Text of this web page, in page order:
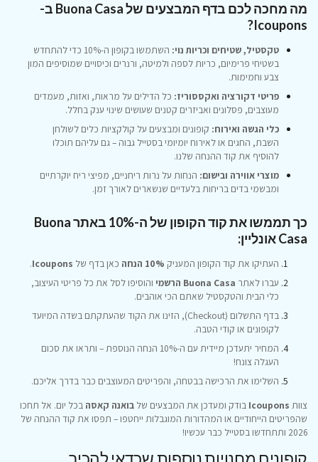
מה מחכה לכם בדף המבצעים של Buona Casa ב-
Icoupons?
טקסטיל, שטיחים וכריות נוי:
השתמשו בקופון ה-10% כדי להתחדש
בשטיחי פרימיום, כריות לספה ולמיטה, ורנרים וכיסויים שמוסיפים המון
צבע וחמימות.
פריטי דקורציה ואקססוריז: כל הדילים על מראות, ואזות, מעמדים
מעוצבים, פסלונים ואביזרים קטנים שעושים שינוי ענק בחלל.
כלי הגשה ואירוח: קופונים ומבצעים על קולקציות כלים לשולחן
השבת, החגים או לאירוח יומיומי בסטייל גבוה – גם עליהם תוכלו
להוסיף את קוד ההנחה שלנו.
מוצרי אווירה ובישום: הנחות על נרות ריחניים, מפיצי ריח יוקרתיים
ומבשמי בדים בריחות בלעדיים שנשארים לאורך זמן.
כך תממשו את קוד הקופון של ה-10% באתר Buona
Casa אונליין:
העתיקו את קוד הקופון המעניק 10% הנחה כאן בדף של Icoupons
.
עברו לאתר Buona Casa הרשמי
והוסיפו לסל את כל פריטי העיצוב,
כלי הבית והטקסטיל שאתם הכי אוהבים.
בדף התשלום (Checkout), הזינו את הקוד שהעתקתם בשדה המיועד
לקופונים או קודי הטבה.
המחיר יתעדכן מיידית עם ה-10% הנחה הנוספת – ותראו את סכום
העגלה צונח!
השלימו את הרכישה בבטחה, והפריטים המעוצבים כבר בדרך אליכם.
צוות Icoupons בודק ומעדכן את המבצעים של בואנה קאסה בכל יום. אל תחכו
שהפריטים הייחודיים או המהדורות המוגבלות ייחטפו – תפסו את קוד ההנחה של
2026 ותתחדשו בסטייל כבר עכשיו!